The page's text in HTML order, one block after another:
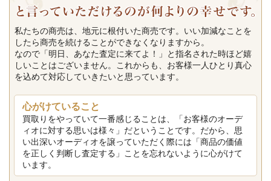
私たちの商売は、地元に根付いた商売です。いい加減なことを
したら商売を続けることができなくなりますから。
なので「明日、あなた査定に来てよ！」と指名された時ほど嬉
しいことはございません。これからも、お客様一人ひとり真心
を込めて対応していきたいと思っています。
心がけていること
買取りをやっていて一番感じることは、「お客様のオーデ
ィオに対する思いは様々」だということです。だから、思
い出深いオーディオを譲っていただく際には「商品の価値
を正しく判断し査定する」ことを忘れないように心がけて
います。